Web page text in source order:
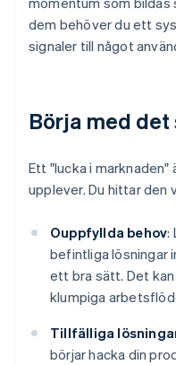
dem behöver du ett
signaler till något
Börja med det
Ett "lucka i marknaden"
upplever. Du hittar den
Ouppfyllda behov:
befintliga lösningar
ett bra sätt. Det
klumpiga
Tillfälliga
börjar hacka din